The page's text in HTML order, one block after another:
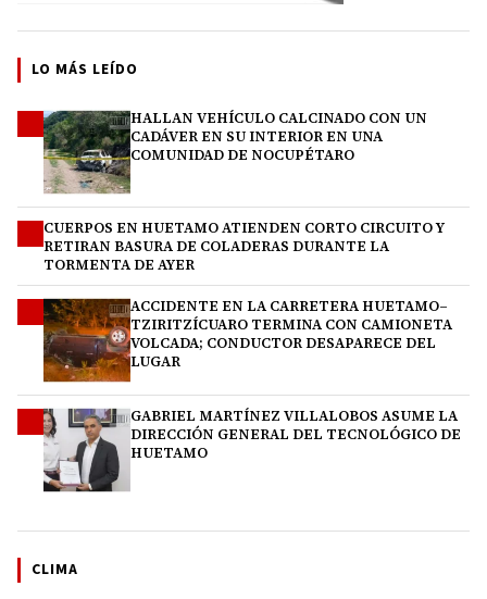
LO MÁS LEÍDO
HALLAN VEHÍCULO CALCINADO CON UN
CADÁVER EN SU INTERIOR EN UNA
COMUNIDAD DE NOCUPÉTARO
CUERPOS EN HUETAMO ATIENDEN CORTO CIRCUITO Y
RETIRAN BASURA DE COLADERAS DURANTE LA
TORMENTA DE AYER
ACCIDENTE EN LA CARRETERA HUETAMO–
TZIRITZÍCUARO TERMINA CON CAMIONETA
VOLCADA; CONDUCTOR DESAPARECE DEL
LUGAR
GABRIEL MARTÍNEZ VILLALOBOS ASUME LA
DIRECCIÓN GENERAL DEL TECNOLÓGICO DE
HUETAMO
CLIMA